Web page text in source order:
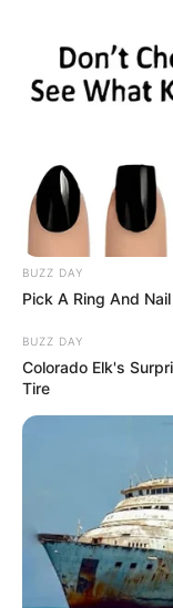
Decor Fácil
Decor Fácil
BUZZ DAY
Pick A Ring And
BUZZ DAY
Colorado Elk's
Tire